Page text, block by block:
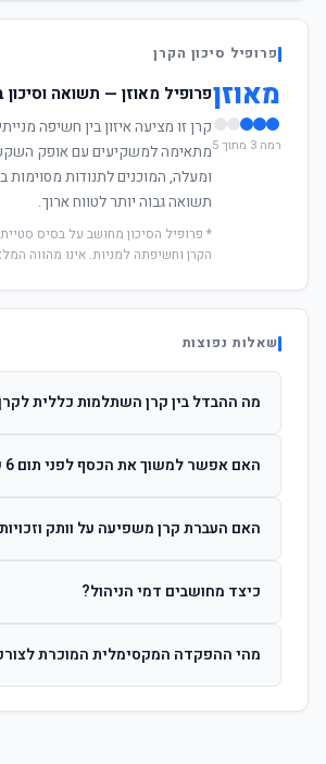
פרופיל סיכון הקרן
מאוזן
רמה 3 מתוך 5
פרופיל מאוזן — תשואה וסיכון
קרן זו מציעה איזון בין חשיפה
ומעלה, המוכנים לתנודות מסוימות
תשואה גבוה יותר לטווח ארוך.
* פרופיל הסיכון מחושב על בסיס
הקרן וחשיפתה למניות. אינו מהווה
שאלות נפוצות
מה ההבדל בין קרן השתלמות כללית
ההשקעות. קרן מסלולית עוקבת אחרי מדד
האם אפשר למשוך את הכסף לפני תום 6 שנים?
הרווחים. לאחר 6 שנים ניתן למשוך פטור
האם העברת קרן משפיעה על וותק
החברות. הוותק ממשיך להיספר מיום ההפקדה
כיצד מחושבים דמי הניהול?
ומתן על שיעורם בעת הצטרפות.
מהי ההפקדה המקסימלית המוכרת